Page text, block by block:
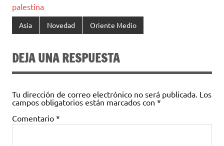
palestina
Asia Novedad Oriente Medio
DEJA UNA RESPUESTA
Tu dirección de correo electrónico no será publicada. Los
campos obligatorios están marcados con *
Comentario *